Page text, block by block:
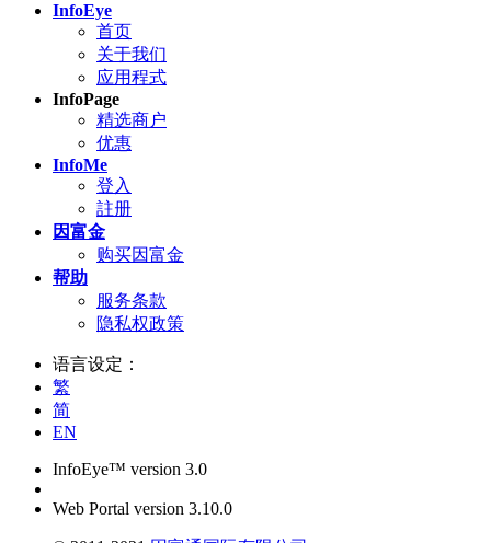
InfoEye
首页
关于我们
应用程式
InfoPage
精选商户
优惠
InfoMe
登入
註册
因富金
购买因富金
帮助
服务条款
隐私权政策
语言设定：
繁
简
EN
InfoEye™ version 3.0
Web Portal version 3.10.0